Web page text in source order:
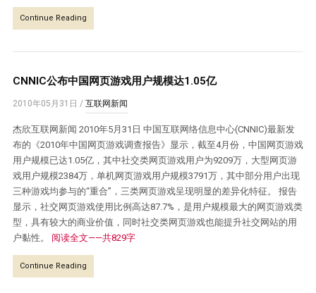
Continue Reading
CNNIC公布中国网页游戏用户规模达1.05亿
2010年05月31日 / 互联网新闻
杰欣互联网新闻 2010年5月31日 中国互联网络信息中心(CNNIC)最新发
布的《2010年中国网页游戏调查报告》显示，截至4月份，中国网页游戏
用户规模已达1.05亿，其中社交类网页游戏用户为9209万，大型网页游
戏用户规模2384万，单机网页游戏用户规模3791万，其中部分用户出现
三种游戏均参与的“重合”，三类网页游戏呈现明显的差异化特征。 报告
显示，社交网页游戏使用比例高达87.7%，是用户规模最大的网页游戏类
型，具有较大的商业价值，同时社交类网页游戏也能提升社交网站的用
户黏性。 阅读全文——共829字
Continue Reading